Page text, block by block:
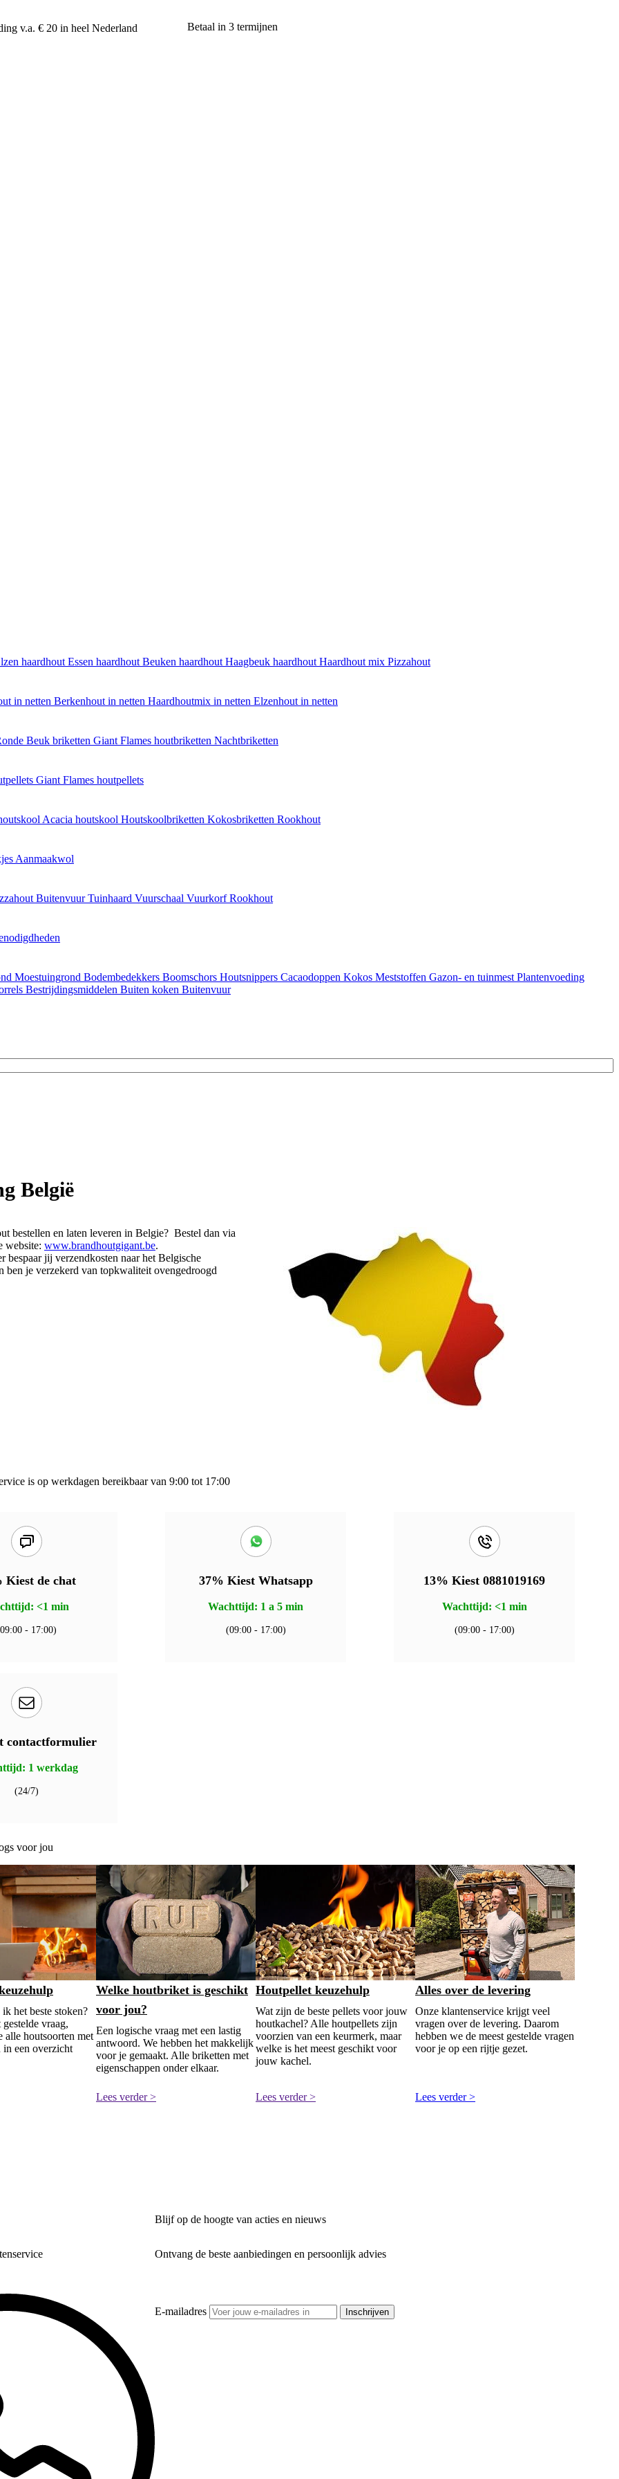
v.a. € 20 in heel Nederland Betaal in 3 termijnen
haardhout Essen haardhout Beuken haardhout Haagbeuk haardhout Haardhout mix Pizzahout
in netten Berkenhout in netten Haardhoutmix in netten Elzenhout in netten
Beuk briketten Giant Flames houtbriketten Nachtbriketten
Giant Flames houtpellets
Acacia houtskool Houtskoolbriketten Kokosbriketten Rookhout
Aanmaakwol
BuitenvuurTuinhaard Vuurschaal VuurkorfRookhout
Moestuingrond Bodembedekkers Boomschors Houtsnippers Cacaodoppen Kokos Meststoffen Gazon- en tuinmest Plantenvoeding
Bestrijdingsmiddelen Buiten koken Buitenvuur
België
bestellen en laten leveren in Belgie? Bestel dan via
website: www.brandhoutgigant.be.
bespaar jij verzendkosten naar het Belgische
ben je verzekerd van topkwaliteit ovengedroogd
is op werkdagen bereikbaar van 9:00 tot 17:00
Kiest de chat
<1 min
- 17:00)
37% Kiest Whatsapp
Wachttijd: 1 a 5 min
(09:00 - 17:00)
13% Kiest 0881019169
Wachttijd: <1 min
(09:00 - 17:00)
contactformulier
1 werkdag
(24/7)
voor jou
het beste stoken?
vraag,
alle houtsoorten met
in een overzicht
Welke houtbriket is geschikt
voor jou?
Een logische vraag met een lastig
antwoord. We hebben het makkelijk
voor je gemaakt. Alle briketten met
eigenschappen onder elkaar.
Lees verder >
Houtpellet keuzehulp
Wat zijn de beste pellets voor jouw
houtkachel? Alle houtpellets zijn
voorzien van een keurmerk, maar
welke is het meest geschikt voor
jouw kachel.
Lees verder >
Alles over de levering
Onze klantenservice krijgt veel
vragen over de levering. Daarom
hebben we de meest gestelde vragen
voor je op een rijtje gezet.
Lees verder >
Blijf op de hoogte van acties en nieuws
Ontvang de beste aanbiedingen en persoonlijk advies
E-mailadres Inschrijven